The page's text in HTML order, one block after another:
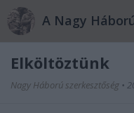
A Nagy
Elköltöztünk
Nagy Háború szerkesztőség •